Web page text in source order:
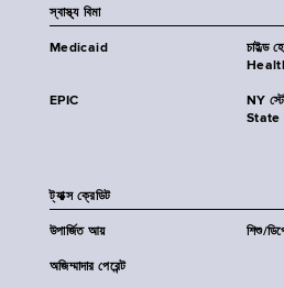
স্বাস্থ্য বিমা
Medicaid
চাইল্ড
EPIC
NY
State
ট্যাক্স ক্রেডিট
উপার্জিত আয় শিশু/
অজিম্মাদার পেরেন্ট